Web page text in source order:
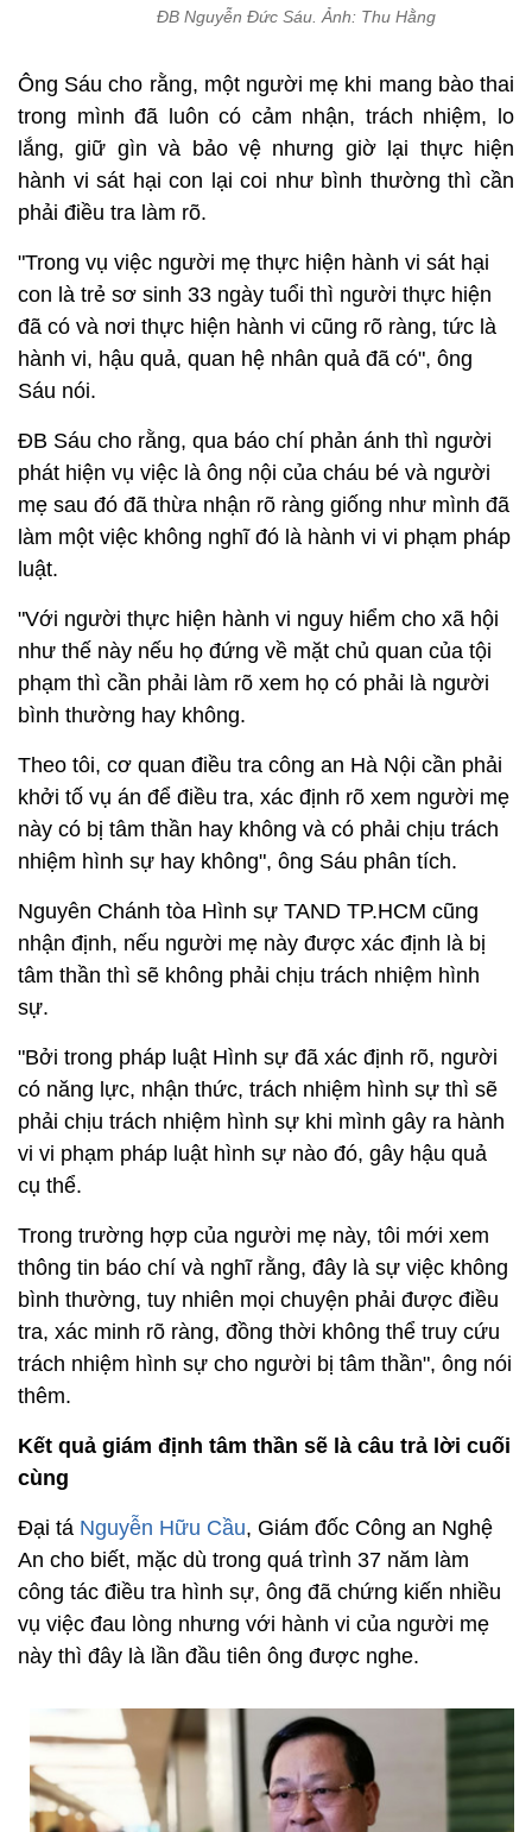
ĐB Nguyễn Đức Sáu. Ảnh: Thu Hằng
Ông Sáu cho rằng, một người mẹ khi mang bào thai
trong mình đã luôn có cảm nhận, trách nhiệm, lo
lắng, giữ gìn và bảo vệ nhưng giờ lại thực hiện
hành vi sát hại con lại coi như bình thường thì cần
phải điều tra làm rõ.
"Trong vụ việc người mẹ thực hiện hành vi sát hại
con là trẻ sơ sinh 33 ngày tuổi thì người thực hiện
đã có và nơi thực hiện hành vi cũng rõ ràng, tức là
hành vi, hậu quả, quan hệ nhân quả đã có", ông
Sáu nói.
ĐB Sáu cho rằng, qua báo chí phản ánh thì người
phát hiện vụ việc là ông nội của cháu bé và người
mẹ sau đó đã thừa nhận rõ ràng giống như mình đã
làm một việc không nghĩ đó là hành vi vi phạm pháp
luật.
"Với người thực hiện hành vi nguy hiểm cho xã hội
như thế này nếu họ đứng về mặt chủ quan của tội
phạm thì cần phải làm rõ xem họ có phải là người
bình thường hay không.
Theo tôi, cơ quan điều tra công an Hà Nội cần phải
khởi tố vụ án để điều tra, xác định rõ xem người mẹ
này có bị tâm thần hay không và có phải chịu trách
nhiệm hình sự hay không", ông Sáu phân tích.
Nguyên Chánh tòa Hình sự TAND TP.HCM cũng
nhận định, nếu người mẹ này được xác định là bị
tâm thần thì sẽ không phải chịu trách nhiệm hình
sự.
"Bởi trong pháp luật Hình sự đã xác định rõ, người
có năng lực, nhận thức, trách nhiệm hình sự thì sẽ
phải chịu trách nhiệm hình sự khi mình gây ra hành
vi vi phạm pháp luật hình sự nào đó, gây hậu quả
cụ thể.
Trong trường hợp của người mẹ này, tôi mới xem
thông tin báo chí và nghĩ rằng, đây là sự việc không
bình thường, tuy nhiên mọi chuyện phải được điều
tra, xác minh rõ ràng, đồng thời không thể truy cứu
trách nhiệm hình sự cho người bị tâm thần", ông nói
thêm.
Kết quả giám định tâm thần sẽ là câu trả lời cuối
cùng
Đại tá Nguyễn Hữu Cầu, Giám đốc Công an Nghệ
An cho biết, mặc dù trong quá trình 37 năm làm
công tác điều tra hình sự, ông đã chứng kiến nhiều
vụ việc đau lòng nhưng với hành vi của người mẹ
này thì đây là lần đầu tiên ông được nghe.